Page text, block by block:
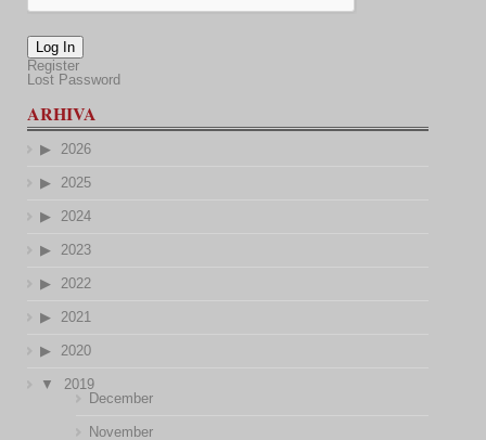
Log In
Register
Lost Password
ARHIVA
2026
2025
2024
2023
2022
2021
2020
2019
December
November